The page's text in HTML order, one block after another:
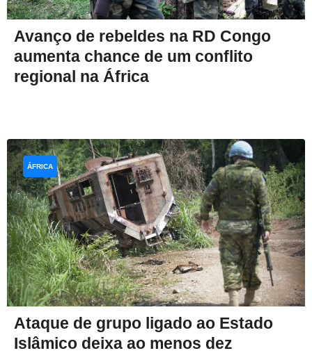
Avanço de rebeldes na RD Congo
aumenta chance de um conflito
regional na África
Ataque de grupo ligado ao Estado
Islâmico deixa ao menos dez
ÁFRICA